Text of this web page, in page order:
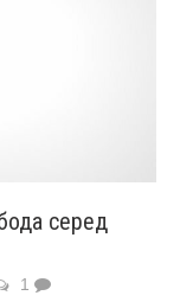
серед
1